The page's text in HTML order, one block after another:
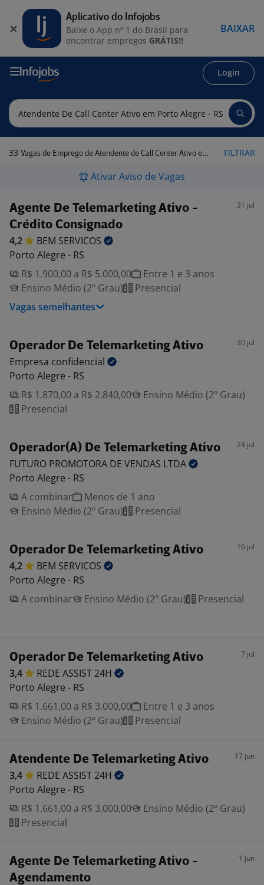
Login
33 Vagas de Emprego de Atendente de Call Center Ativo em Porto Alegre - RS FILTRAR
Ativar Aviso de Vagas
Agente De Telemarketing Ativo -
Crédito Consignado
31 jul
4,2 BEM SERVICOS
Porto Alegre - RS
R$ 1.900,00 a R$ 5.000,00
Entre 1 e 3 anos
Ensino Médio (2º Grau)
Presencial
Vagas semelhantes
Operador De Telemarketing Ativo 30 jul
Empresa confidencial
Porto Alegre - RS
R$ 1.870,00 a R$ 2.840,00
Ensino Médio (2º Grau)
Presencial
Operador(A) De Telemarketing Ativo 24 jul
FUTURO PROMOTORA DE VENDAS LTDA
Porto Alegre - RS
A combinar
Menos de 1 ano
Ensino Médio (2º Grau)
Presencial
Operador De Telemarketing Ativo 16 jul
4,2 BEM SERVICOS
Porto Alegre - RS
A combinar
Ensino Médio (2º Grau) Presencial
Operador De Telemarketing Ativo 7 jul
3,4 REDE ASSIST24H
Porto Alegre - RS
R$ 1.661,00 a R$ 3.000,00
Entre 1 e 3 anos
Ensino Médio (2º Grau)
Presencial
Atendente De Telemarketing Ativo 17 jun
3,4 REDE ASSIST24H
Porto Alegre - RS
R$ 1.661,00 a R$ 3.000,00
Ensino Médio (2º Grau)
Presencial
Agente De Telemarketing Ativo -
Agendamento
1 jun
Aplicativo do Infojobs
Baixe o App nº 1 do Brasil para
encontrar empregos GRÁTIS!!
BAIXAR